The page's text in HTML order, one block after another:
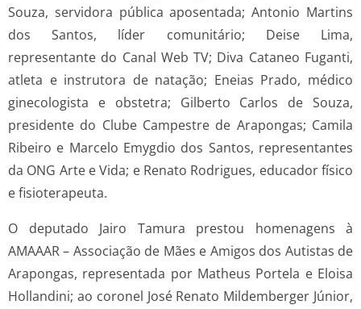
Souza, servidora pública aposentada; Antonio Martins
dos Santos, líder comunitário; Deise Lima,
representante do Canal Web TV; Diva Cataneo Fuganti,
atleta e instrutora de natação; Eneias Prado, médico
ginecologista e obstetra; Gilberto Carlos de Souza,
presidente do Clube Campestre de Arapongas; Camila
Ribeiro e Marcelo Emygdio dos Santos, representantes
da ONG Arte e Vida; e Renato Rodrigues, educador físico
e fisioterapeuta.
O deputado Jairo Tamura prestou homenagens à
AMAAAR – Associação de Mães e Amigos dos Autistas de
Arapongas, representada por Matheus Portela e Eloisa
Hollandini; ao coronel José Renato Mildemberger Júnior,